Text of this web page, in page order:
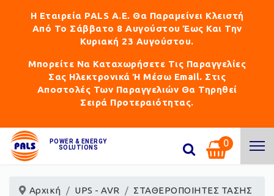
Η Εταιρεία PALS Α.Ε. Θα Παραμείνει Κλειστή
Από Το Σάββατο 8 Αυγούστου Έως Και Την
Κυριακή 23 Αυγούστου.
Μπορείτε Να Καταχωρήσετε Τις Παραγγελίες
Σας Ηλεκτρονικά Ή Μέσω Email. Στις
Αποστολές Των Παραγγελιών Θα Τηρηθεί
Σειρά Προτεραιότητας.
POWER & ENERGY
SOLUTIONS
0
Αρχική UPS - AVR
ΣΤΑΘΕΡΟΠΟΙΗΤΕΣ ΤΑΣΗΣ